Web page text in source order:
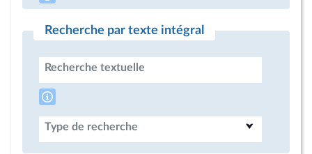
Recherche par texte intégral
Recherche textuelle
Type de recherche